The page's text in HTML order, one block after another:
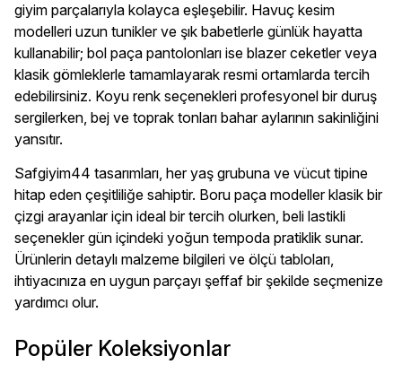
giyim parçalarıyla kolayca eşleşebilir. Havuç kesim
modelleri uzun tunikler ve şık babetlerle günlük hayatta
kullanabilir; bol paça pantolonları ise blazer ceketler veya
klasik gömleklerle tamamlayarak resmi ortamlarda tercih
edebilirsiniz. Koyu renk seçenekleri profesyonel bir duruş
sergilerken, bej ve toprak tonları bahar aylarının sakinliğini
yansıtır.
Safgiyim44 tasarımları, her yaş grubuna ve vücut tipine
hitap eden çeşitliliğe sahiptir. Boru paça modeller klasik bir
çizgi arayanlar için ideal bir tercih olurken, beli lastikli
seçenekler gün içindeki yoğun tempoda pratiklik sunar.
Ürünlerin detaylı malzeme bilgileri ve ölçü tabloları,
ihtiyacınıza en uygun parçayı şeffaf bir şekilde seçmenize
yardımcı olur.
Popüler Koleksiyonlar